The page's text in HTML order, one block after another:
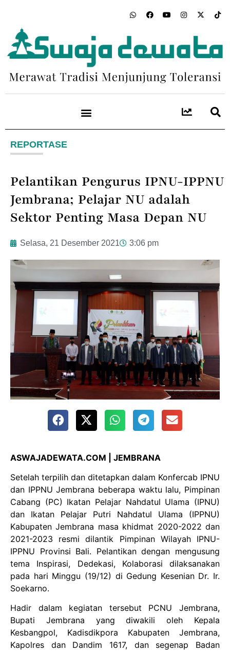
REPORTASE
Pelantikan Pengurus IPNU-IPPNU
Jembrana; Pelajar NU adalah
Sektor Penting Masa Depan NU
Selasa, 21 Desember 2021 3:06 pm
ASWAJADEWATA.COM | JEMBRANA
Setelah terpilih dan ditetapkan dalam Konfercab IPNU
dan IPPNU Jembrana beberapa waktu lalu, Pimpinan
Cabang (PC) Ikatan Pelajar Nahdatul Ulama (IPNU)
dan Ikatan Pelajar Putri Nahdatul Ulama (IPPNU)
Kabupaten Jembrana masa khidmat 2020-2022 dan
2021-2023 resmi dilantik Pimpinan Wilayah IPNU-
IPPNU Provinsi Bali. Pelantikan dengan mengusung
tema Inspirasi, Dedekasi, Kolaborasi dilaksanakan
pada hari Minggu (19/12) di Gedung Kesenian Dr. Ir.
Soekarno.
Hadir dalam kegiatan tersebut PCNU Jembrana,
Bupati Jembrana yang diwakili oleh Kepala
Kesbangpol, Kadisdikpora Kabupaten Jembrana,
Kapolres dan Dandim 1617, dan segenap Badan